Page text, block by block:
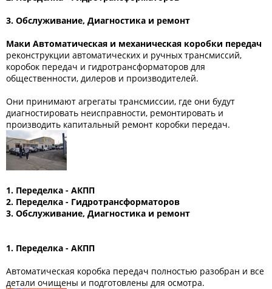
3. Обслуживание, Диагностика и ремонт
Маки Автоматическая и механическая коробки передач
реконструкции автоматических и ручных трансмиссий,
коробок передач и гидротрансформаторов для
общественности, дилеров и производителей.
Они принимают агрегаты трансмиссии, где они будут
диагностировать неисправности, ремонтировать и
производить капитальный ремонт коробки передач.
1. Переделка - АКПП
2. Переделка - Гидротрансформаторов
3. Обслуживание, Диагностика и ремонт
1. Переделка - АКПП
Автоматическая коробка передач полностью разобран и все
детали очищены и подготовлены для осмотра.